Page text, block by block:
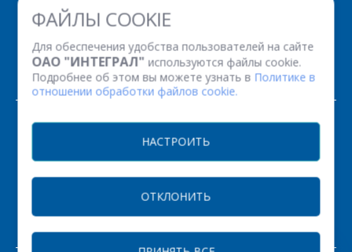
ФАЙЛЫ COOKIE
Для обеспечения удобства пользователей на сайте
ОАО "ИНТЕГРАЛ" используются файлы cookie.
Подробнее об этом вы можете узнать в Политике в
отношении обработки файлов cookie.
НАСТРОИТЬ
ОТКЛОНИТЬ
ул. Казинца И.П., д.121А, комната 327, г. Минск, 220108,
Республика Беларусь
Факс: (+375 17) 338 12 94 УНП 100386629
Рег. номер 100386629 от 01.08.2013 г.
© 2026. Все права защищены.
ОТПРАВИТЬ